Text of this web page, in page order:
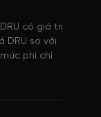
có giá trị
DRU so với
phí chỉ